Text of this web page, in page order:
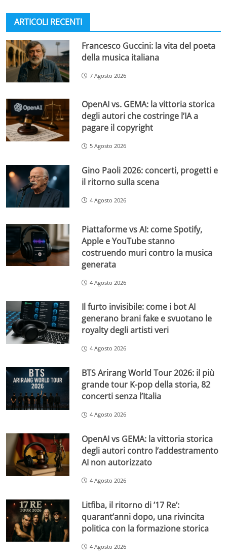
ARTICOLI RECENTI
Francesco Guccini: la vita del poeta
della musica italiana
7 Agosto 2026
OpenAI vs. GEMA: la vittoria storica
degli autori che costringe l’IA a
pagare il copyright
5 Agosto 2026
Gino Paoli 2026: concerti, progetti e
il ritorno sulla scena
4 Agosto 2026
Piattaforme vs AI: come Spotify,
Apple e YouTube stanno
costruendo muri contro la musica
generata
4 Agosto 2026
Il furto invisibile: come i bot AI
generano brani fake e svuotano le
royalty degli artisti veri
4 Agosto 2026
BTS Arirang World Tour 2026: il più
grande tour K-pop della storia, 82
concerti senza l’Italia
4 Agosto 2026
OpenAI vs GEMA: la vittoria storica
degli autori contro l’addestramento
AI non autorizzato
4 Agosto 2026
Litfiba, il ritorno di ’17 Re’:
quarant’anni dopo, una rivincita
politica con la formazione storica
4 Agosto 2026